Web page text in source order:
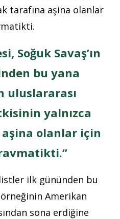
tarafına aşina olanlar
Soğuk Savaş’ın
bu yana
uluslararası
yalnızca
olanlar için
ilk gününden bu
Amerikan
sona erdiğine